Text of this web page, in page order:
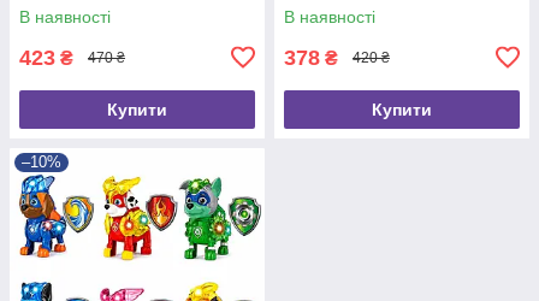
В наявності
423 ₴ 470 ₴
Купити
В наявності
378 ₴ 420 ₴
Купити
–10%